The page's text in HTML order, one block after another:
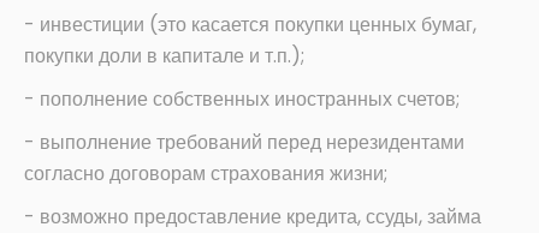
- инвестиции (это касается покупки ценных бумаг,
покупки доли в капитале и т.п.);
- пополнение собственных иностранных счетов;
- выполнение требований перед нерезидентами
согласно договорам страхования жизни;
- возможно предоставление кредита, ссуды, займа